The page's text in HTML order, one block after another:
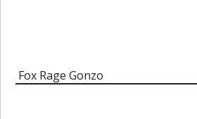
Fox Rage Gonzo